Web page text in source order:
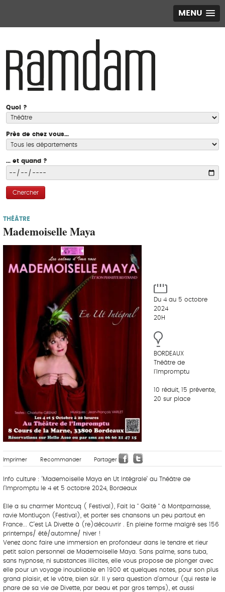
MENU
Quoi ?
Près de chez vous...
... et quand ?
Chercher
THÉÂTRE
Mademoiselle Maya
Du 4 au 5 octobre
2024
20H
BORDEAUX
Théâtre de
l'Impromptu
10 réduit, 15 prévente,
20 sur place
Imprimer Recommander Partager
Info culture : ’Mademoiselle Maya en Ut Intégrale’ au Théâtre de
l’Impromptu le 4 et 5 octobre 2024, Bordeaux
Elle a su charmer Montcuq ( Festival), Fait la " Gaité " à Montparnasse,
ravie Montluçon (Festival), et porter ses chansons un peu partout en
France... C’est LA Divette à (re)découvrir . En pleine forme malgré ses 156
printemps/ été/automne/ hiver !
Venez donc faire une immersion en profondeur dans le tendre et rieur
petit salon personnel de Mademoiselle Maya. Sans palme, sans tuba,
sans hypnose, ni substances illicites, elle vous propose de plonger avec
elle pour un voyage inoubliable en 1900 et quelques notes, pour son plus
grand plaisir, et le vôtre, bien sûr. Il y sera question d’amour (qui reste le
phare de sa vie de Divette, par beau et par gros temps), et aussi